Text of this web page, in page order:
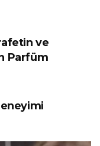
ve
Parfüm